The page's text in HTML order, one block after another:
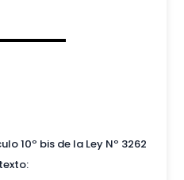
10º bis de la Ley Nº 3262